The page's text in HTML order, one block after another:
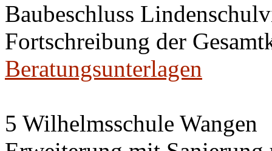
Baubeschluss
Fortschreibung der
Beratungsunterlagen
5 Wilhelmsschule Wangen